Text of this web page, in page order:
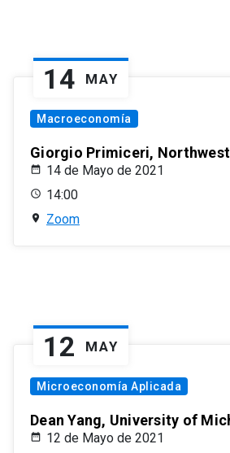
14 MAY
Macroeconomía
Giorgio Primiceri,
14 de Mayo de 2021
14:00
Zoom
12 MAY
Microeconomía Aplicada
Dean Yang, University of
12 de Mayo de 2021